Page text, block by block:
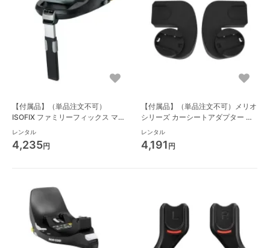
【付属品】（単品注文不可）
ISOFIX ファミリーフィックス マキ
シコシ(Maxi-Cosi) チャイルドシー
ト小物
レンタル
4,235円
【付属品】（単品注文不可）メリオ
シリーズ カーシートアダプター チ
ャイルドシート小物 サイベックス
(cybex)
レンタル
4,191 円